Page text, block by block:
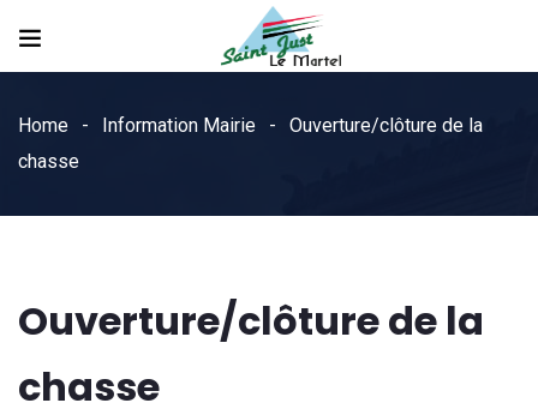
Home Information Mairie
Ouverture/clôture de la
chasse
Ouverture/clôture de la
chasse